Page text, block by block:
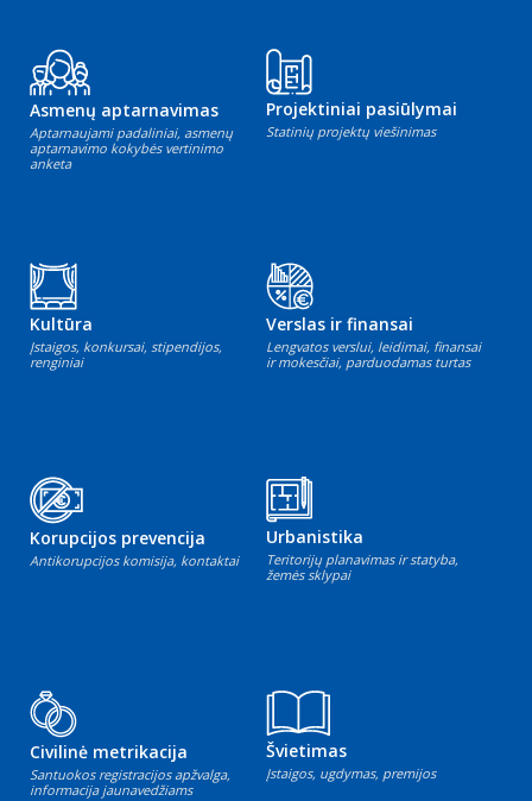
Asmenų aptarnavimas
Aptarnaujami padaliniai, asmenų
aptarnavimo kokybės vertinimo
anketa
Projektiniai pasiūlymai
Statinių projektų viešinimas
Kultūra
Įstaigos, konkursai, stipendijos,
renginiai
Verslas ir finansai
Lengvatos verslui, leidimai, finansai
ir mokesčiai, parduodamas turtas
Korupcijos prevencija
Antikorupcijos komisija, kontaktai
Urbanistika
Teritorijų planavimas ir statyba,
žemės sklypai
Civilinė metrikacija
Santuokos registracijos apžvalga,
informacija jaunavedžiams
Švietimas
Įstaigos, ugdymas, premijos